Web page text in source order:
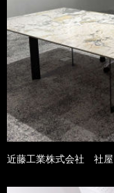
近藤工業株式会社 社